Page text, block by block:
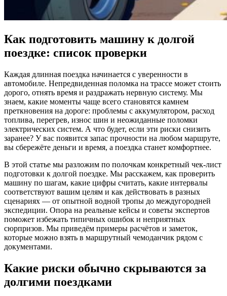
Как подготовить машину к долгой
поездке: список проверки
Каждая длинная поездка начинается с уверенности в
автомобиле. Непредвиденная поломка на трассе может стоить
дорого, отнять время и раздражать нервную систему. Мы
знаем, какие моменты чаще всего становятся камнем
преткновения на дороге: проблемы с аккумулятором, расход
топлива, перегрев, износ шин и неожиданные поломки
электрических систем. А что будет, если эти риски снизить
заранее? У вас появится запас прочности на любом маршруте,
вы сбережёте деньги и время, а поездка станет комфортнее.
В этой статье мы разложим по полочкам конкретный чек‑лист
подготовки к долгой поездке. Мы расскажем, как проверить
машину по шагам, какие цифры считать, какие интервалы
соответствуют вашим целям и как действовать в разных
сценариях — от опытной водной тропы до междугородней
экспедиции. Опора на реальные кейсы и советы экспертов
поможет избежать типичных ошибок и неприятных
сюрпризов. Мы приведём примеры расчётов и заметок,
которые можно взять в маршрутный чемоданчик рядом с
документами.
Какие риски обычно скрываются за
долгими поездками